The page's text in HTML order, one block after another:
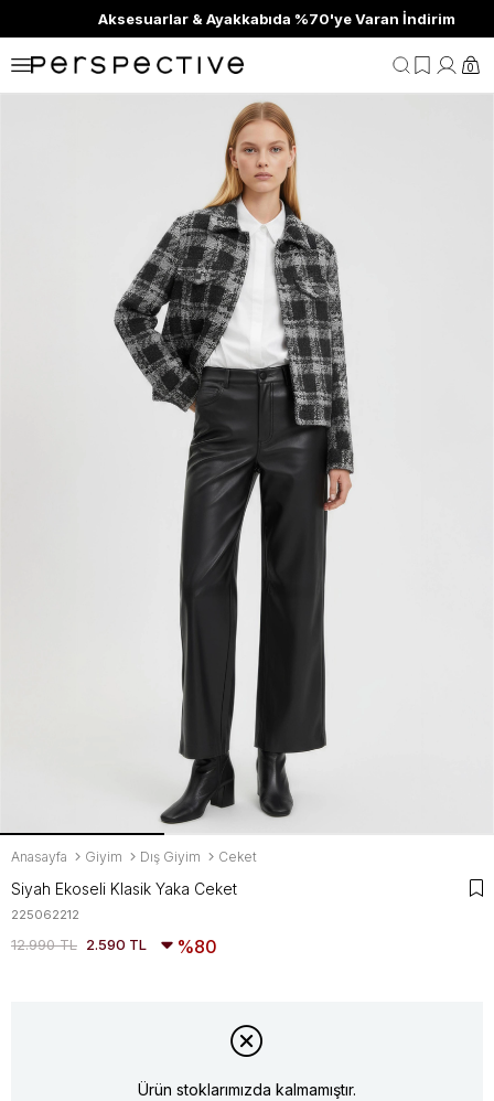
Aksesuarlar & Ayakkabıda %70'ye Varan İndirim
0
Anasayfa Giyim Dış Giyim Ceket
Siyah Ekoseli Klasik Yaka Ceket
225062212
12.990 TL 2.590 TL 80
Ürün stoklarımızda kalmamıştır.